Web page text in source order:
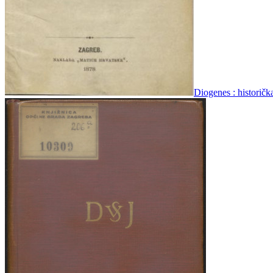
Diogenes :